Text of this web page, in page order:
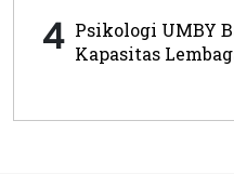
4 Psikologi UMBY
Kapasitas